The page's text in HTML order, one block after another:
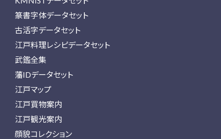
篆書字体データセット
古活字データセット
江戸料理レシピデータセット
武鑑全集
藩IDデータセット
江戸マップ
江戸買物案内
江戸観光案内
顔貌コレクション